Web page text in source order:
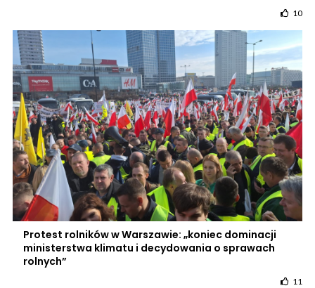
10
Protest rolników w Warszawie: „koniec dominacji
ministerstwa klimatu i decydowania o sprawach
rolnych”
11